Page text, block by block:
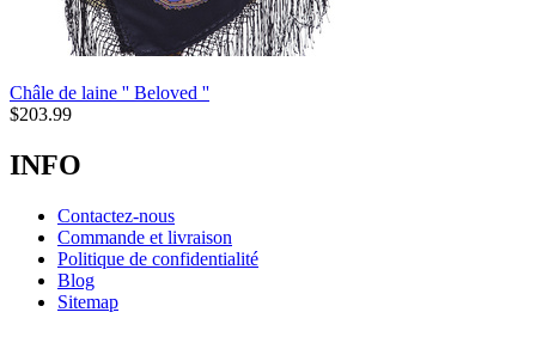
Châle de laine '' Beloved ''
$203.99
INFO
Contactez-nous
Commande et livraison
Politique de confidentialité
Blog
Sitemap